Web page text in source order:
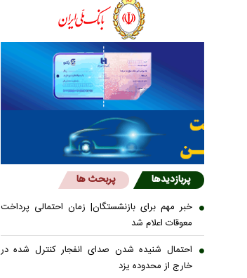
پربازدیدها پربحث ها
خبر مهم برای بازنشستگان| زمان احتمالی پرداخت
معوقات اعلام شد
احتمال شنیده شدن صدای انفجار کنترل شده در
خارج از محدوده یزد